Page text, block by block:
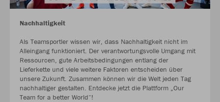
Nachhaltigkeit
Als Teamsportler wissen wir, dass Nachhaltigkeit nicht im
Alleingang funktioniert. Der verantwortungsvolle Umgang mit
Ressourcen, gute Arbeitsbedingungen entlang der
Lieferkette und viele weitere Faktoren entscheiden über
unsere Zukunft. Zusammen können wir die Welt jeden Tag
nachhaltiger gestalten. Entdecke jetzt die Plattform „Our
Team for a better World“!